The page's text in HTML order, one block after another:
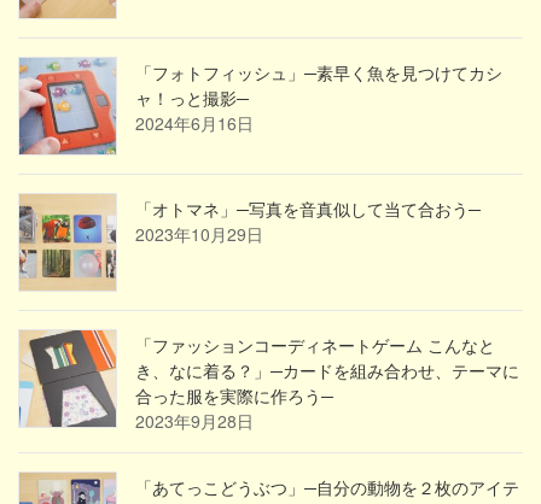
「フォトフィッシュ」─素早く魚を見つけてカシ
ャ！っと撮影─
2024年6月16日
「オトマネ」─写真を音真似して当て合おう─
2023年10月29日
「ファッションコーディネートゲーム こんなと
き、なに着る？」─カードを組み合わせ、テーマに
合った服を実際に作ろう─
2023年9月28日
「あてっこどうぶつ」─自分の動物を２枚のアイテ